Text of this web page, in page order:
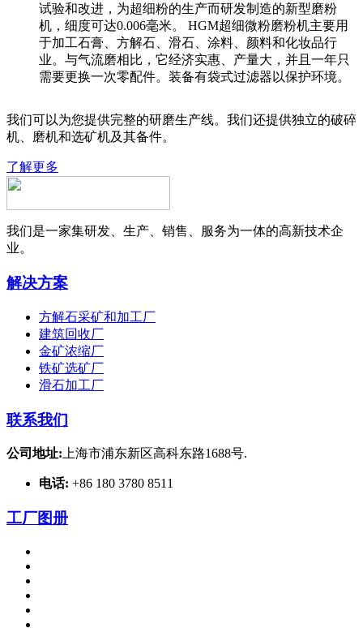
试验和改进，为超细粉的生产而研发制造的新型磨粉
机，细度可达0.006毫米。 HGM超细微粉磨粉机主要用
于加工石膏、方解石、滑石、涂料、颜料和化妆品行
业。与气流磨相比，它经济实惠、产量大，并且一年只
需要更换一次零配件。装备有袋式过滤器以保护环境。
我们可以为您提供完整的研磨生产线。我们还提供独立的破碎
机、磨机和选矿机及其备件。
了解更多
我们是一家集研发、生产、销售、服务为一体的高新技术企
业。
解决方案
方解石采矿和加工厂
建筑回收厂
金矿浓缩厂
铁矿选矿厂
滑石加工厂
联系我们
公司地址: 上海市浦东新区高科东路1688号.
电话: +86 180 3780 8511
工厂图册